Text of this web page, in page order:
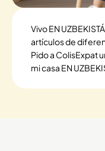
Vivo EN
artículos de
Pido a ColisExpat
mi casa EN